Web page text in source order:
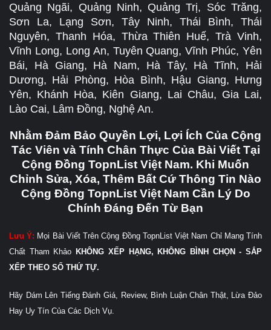
Quảng Ngãi, Quảng Ninh, Quảng Trị, Sóc Trăng,
Sơn La, Lạng Sơn, Tây Ninh, Thái Bình, Thái
Nguyên, Thanh Hóa, Thừa Thiên Huế, Trà Vinh,
Vĩnh Long, Long An, Tuyên Quang, Vĩnh Phúc, Yên
Bái, Hà Giang, Hà Nam, Hà Tây, Hà Tĩnh, Hải
Dương, Hải Phòng, Hòa Bình, Hậu Giang, Hưng
Yên, Khánh Hòa, Kiên Giang, Lai Châu, Gia Lai,
Lào Cai, Lâm Đồng, Nghệ An.
Nhằm Đảm Bảo Quyền Lợi, Lợi Ích Của Cộng
Tác Viên và Tính Chân Thực Của Bài Viết Tại
Cộng Đồng TopnList Việt Nam. Khi Muốn
Chỉnh Sửa, Xóa, Thêm Bất Cứ Thông Tin Nào
Cộng Đồng TopnList Việt Nam Cần Lý Do
Chính Đáng Đến Từ Bạn
Lưu Ý: Mọi Bài Viết Trên Cộng Đồng TopnList Việt Nam Chỉ Mang Tính
Chất Tham KhảoKHÔNG XẾP HẠNG, KHÔNG BÌNH CHỌN - SẮP
XẾP THEO SỐ THỨ TỰ.
Hãy Dám Lên Tiếng Đánh Giá, Review, Bình Luận Chân Thật, Lừa Đảo
Hay Uy Tín Của Các Dịch Vụ.